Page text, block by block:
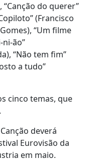
“Canção do querer”
(Francisco
“Um filme
ni-ão”
“Não tem fim”
a tudo”
cinco temas, que
deverá
Eurovisão da
em maio.